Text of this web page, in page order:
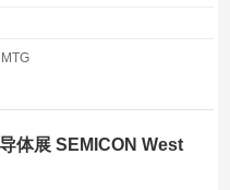
体展 SEMICON West